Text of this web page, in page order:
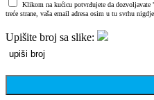
Klikom na kućicu potvrđujete da
treće strane, vaša email adresa osim u tu svrhu
Upišite broj sa slike: